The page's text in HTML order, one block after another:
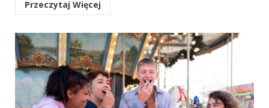
Przeczytaj Więcej